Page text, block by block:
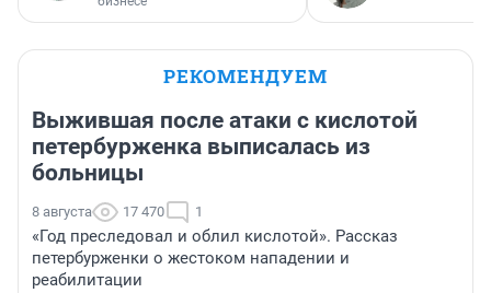
РЕКОМЕНДУЕМ
Выжившая после атаки с кислотой
петербурженка выписалась из
больницы
8 августа 17 470 1
«Год преследовал и облил кислотой». Рассказ
петербурженки о жестоком нападении и
реабилитации